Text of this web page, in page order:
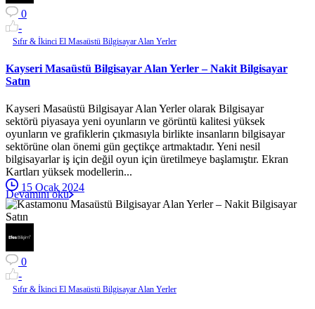
0
-
Sıfır & İkinci El Masaüstü Bilgisayar Alan Yerler
Kayseri Masaüstü Bilgisayar Alan Yerler – Nakit Bilgisayar
Satın
Kayseri Masaüstü Bilgisayar Alan Yerler olarak Bilgisayar
sektörü piyasaya yeni oyunların ve görüntü kalitesi yüksek
oyunların ve grafiklerin çıkmasıyla birlikte insanların bilgisayar
sektörüne olan önemi gün geçtikçe artmaktadır. Yeni nesil
bilgisayarlar iş için değil oyun için üretilmeye başlamıştır. Ekran
Kartları yüksek modellerin...
15 Ocak 2024
Devamını oku
0
-
Sıfır & İkinci El Masaüstü Bilgisayar Alan Yerler